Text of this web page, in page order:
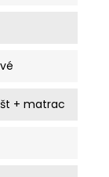
+ matrac